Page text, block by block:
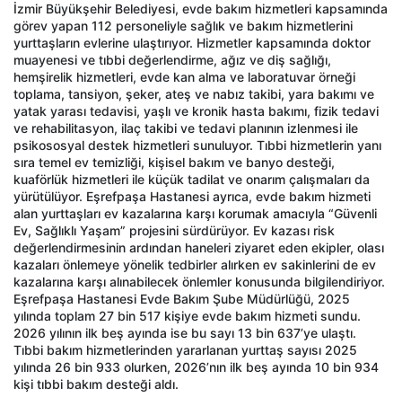
İzmir Büyükşehir Belediyesi, evde bakım hizmetleri kapsamında
görev yapan 112 personeliyle sağlık ve bakım hizmetlerini
yurttaşların evlerine ulaştırıyor. Hizmetler kapsamında doktor
muayenesi ve tıbbi değerlendirme, ağız ve diş sağlığı,
hemşirelik hizmetleri, evde kan alma ve laboratuvar örneği
toplama, tansiyon, şeker, ateş ve nabız takibi, yara bakımı ve
yatak yarası tedavisi, yaşlı ve kronik hasta bakımı, fizik tedavi
ve rehabilitasyon, ilaç takibi ve tedavi planının izlenmesi ile
psikososyal destek hizmetleri sunuluyor. Tıbbi hizmetlerin yanı
sıra temel ev temizliği, kişisel bakım ve banyo desteği,
kuaförlük hizmetleri ile küçük tadilat ve onarım çalışmaları da
yürütülüyor. Eşrefpaşa Hastanesi ayrıca, evde bakım hizmeti
alan yurttaşları ev kazalarına karşı korumak amacıyla “Güvenli
Ev, Sağlıklı Yaşam” projesini sürdürüyor. Ev kazası risk
değerlendirmesinin ardından haneleri ziyaret eden ekipler, olası
kazaları önlemeye yönelik tedbirler alırken ev sakinlerini de ev
kazalarına karşı alınabilecek önlemler konusunda bilgilendiriyor.
Eşrefpaşa Hastanesi Evde Bakım Şube Müdürlüğü, 2025
yılında toplam 27 bin 517 kişiye evde bakım hizmeti sundu.
2026 yılının ilk beş ayında ise bu sayı 13 bin 637’ye ulaştı.
Tıbbi bakım hizmetlerinden yararlanan yurttaş sayısı 2025
yılında 26 bin 933 olurken, 2026’nın ilk beş ayında 10 bin 934
kişi tıbbi bakım desteği aldı.